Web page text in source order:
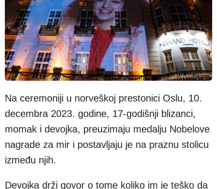
Reuters
Na ceremoniji u norveškoj prestonici Oslu, 10.
decembra 2023. godine, 17-godišnji blizanci,
momak i devojka, preuzimaju medalju Nobelove
nagrade za mir i postavljaju je na praznu stolicu
između njih.
Devojka drži govor o tome koliko im je teško da